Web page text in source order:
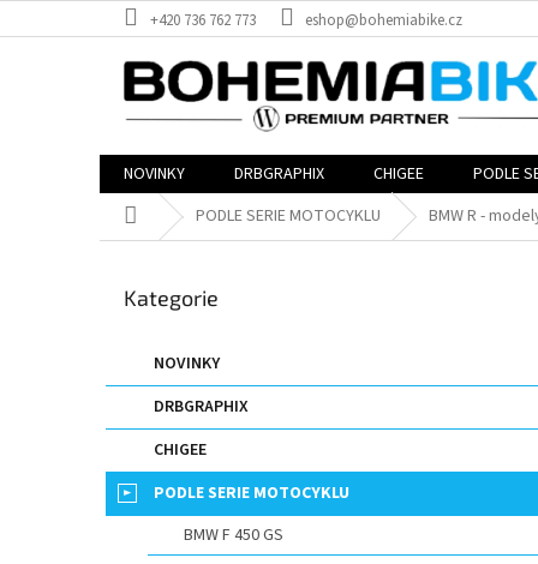
na
+420 736 762 773 eshop@bohemiabike.cz
NOVINKY DRBGRAPHIX CHIGEE PODLE
Domů PODLE SERIE MOTOCYKLU BMW R -
a
n
a
Přeskočit
Kategorie
NOVINKY
DRBGRAPHIX
CHIGEE
PODLE SERIE MOTOCYKLU
BMW F 450 GS